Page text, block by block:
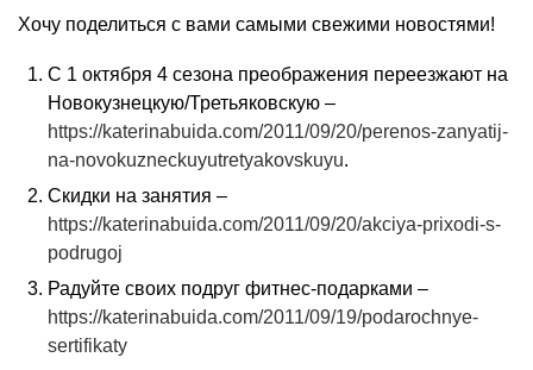
Хочу поделиться с вами самыми свежими новостями!
С 1 октября 4 сезона преображения переезжают на
Новокузнецкую/Третьяковскую –
https://katerinabuida.com/2011/09/20/perenos-zanyatij-
na-novokuzneckuyutretyakovskuyu.
Скидки на занятия –
https://katerinabuida.com/2011/09/20/akciya-prixodi-s-
podrugoj
Радуйте своих подруг фитнес-подарками –
https://katerinabuida.com/2011/09/19/podarochnye-
sertifikaty